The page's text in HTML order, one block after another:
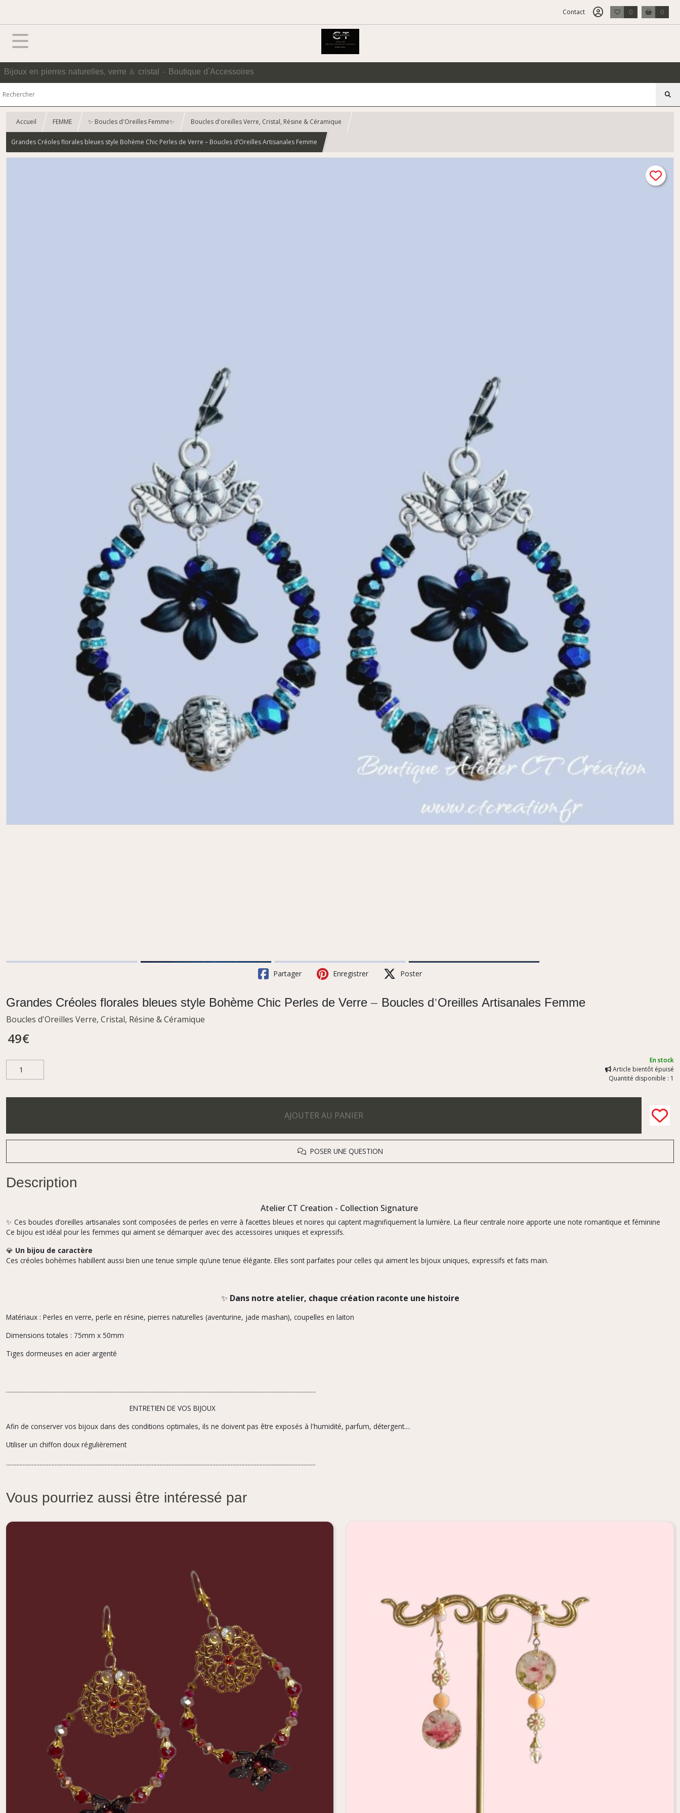
Contact 0 0
Bijoux en pierres naturelles, verre & cristal - Boutique d'Accessoires
Accueil FEMME ✨ Boucles d'Oreilles Femme✨ Boucles d'oreilles Verre, Cristal, Résine & Céramique
Grandes Créoles florales bleues style Bohème Chic Perles de Verre – Boucles d’Oreilles Artisanales Femme
Partager Enregistrer Poster
Grandes Créoles florales bleues style Bohème Chic Perles de Verre – Boucles d’Oreilles Artisanales Femme
Boucles d'Oreilles Verre, Cristal, Résine & Céramique
49€
En stock
Article bientôt épuisé
Quantité disponible : 1
AJOUTER AU PANIER
POSER UNE QUESTION
Description
Atelier CT Creation - Collection Signature
✨ Ces boucles d’oreilles artisanales sont composées de perles en verre à facettes bleues et noires qui captent magnifiquement la lumière. La fleur centrale noire apporte une note romantique et féminine
Ce bijou est idéal pour les femmes qui aiment se démarquer avec des accessoires uniques et expressifs.
💎 Un bijou de caractère
Ces créoles bohèmes habillent aussi bien une tenue simple qu’une tenue élégante. Elles sont parfaites pour celles qui aiment les bijoux uniques, expressifs et faits main.
✨ Dans notre atelier, chaque création raconte une histoire
Matériaux : Perles en verre, perle en résine, pierres naturelles (aventurine, jade mashan), coupelles en laiton
Dimensions totales : 75mm x 50mm
Tiges dormeuses en acier argenté
............................................................................................................................................................................................................
ENTRETIEN DE VOS BIJOUX
Afin de conserver vos bijoux dans des conditions optimales, ils ne doivent pas être exposés à l'humidité, parfum, détergent....
Utiliser un chiffon doux régulièrement
............................................................................................................................................................................................................
Vous pourriez aussi être intéressé par